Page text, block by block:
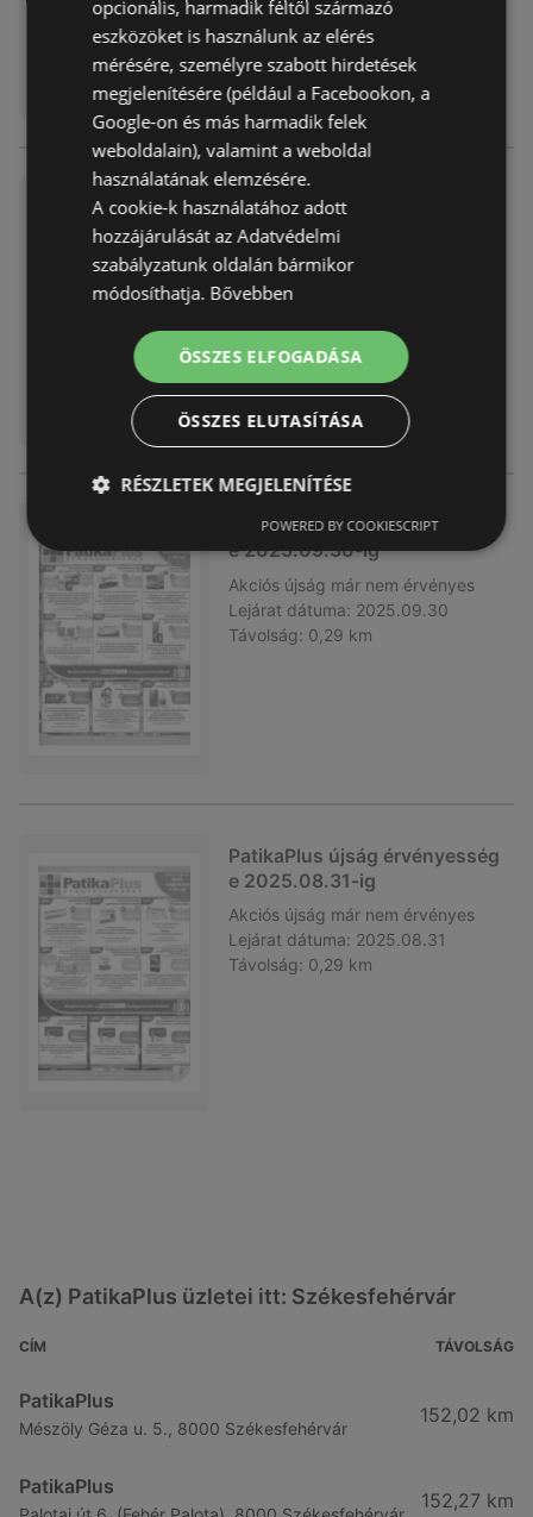
PatikaPlus újság érvényesség
e 2025.10.31-ig
Akciós újság már nem érvényes
Lejárat dátuma:
PatikaPlus újság érvényesség
e 2025.09.30-ig
Akciós újság már nem érvényes
Lejárat dátuma: 2025.09.30
Távolság: 0,29 km
PatikaPlus újság érvényesség
e 2025.08.31-ig
Akciós újság már nem érvényes
Lejárat dátuma: 2025.08.31
Távolság: 0,29 km
A(z) PatikaPlus üzletei itt: Székesfehérvár
CÍM TÁVOLSÁG
PatikaPlus
Mészöly Géza u. 5., 8000 Székesfehérvár
152,02 km
PatikaPlus
152,27 km
opcionális, harmadik féltől származó
eszközöket is használunk az elérés
mérésére, személyre szabott hirdetések
megjelenítésére (például a Facebookon, a
Google-on és más harmadik felek
weboldalain), valamint a weboldal
használatának elemzésére.
A cookie-k használatához adott
hozzájárulását az Adatvédelmi
szabályzatunk oldalán bármikor
módosíthatja. Bővebben
ÖSSZES ELFOGADÁSA
ÖSSZES ELUTASÍTÁSA
RÉSZLETEK MEGJELENÍTÉSE
POWERED BY COOKIESCRIPT